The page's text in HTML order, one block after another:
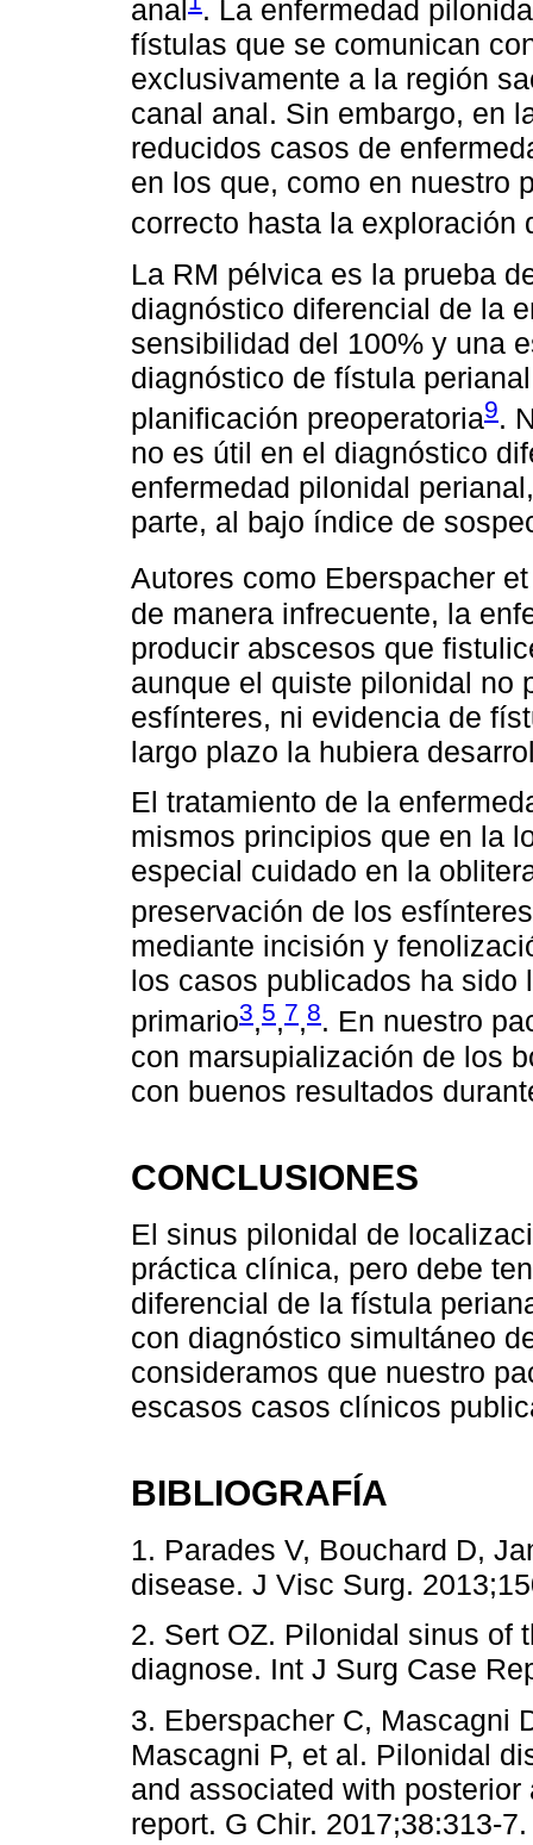
anal . La enfermedad
fístulas que se comunican
exclusivamente a la región
canal anal. Sin embargo, en
reducidos casos de
en los que, como en nuestro
correcto hasta la exploración
La RM pélvica es la prueba
diagnóstico diferencial de la
sensibilidad del 100% y una
diagnóstico de fístula
planificación preoperatoria9.
no es útil en el diagnóstico
enfermedad pilonidal
parte, al bajo índice de
Autores como Eberspacher
de manera infrecuente, la
producir abscesos que
aunque el quiste pilonidal no
esfínteres, ni evidencia de
largo plazo la hubiera
El tratamiento de la
mismos principios que en la
especial cuidado en la
preservación de los
mediante incisión y
los casos publicados ha sido
primario3,5,7,8. En nuestro
con marsupialización de los
con buenos resultados
CONCLUSIONES
El sinus pilonidal de
práctica clínica, pero debe
diferencial de la fístula
con diagnóstico simultáneo
consideramos que nuestro
escasos casos clínicos
BIBLIOGRAFÍA
1. Parades V, Bouchard D,
disease. J Visc Surg.
2. Sert OZ. Pilonidal sinus of
diagnose. Int J Surg Case
3. Eberspacher C, Mascagni
Mascagni P, et al. Pilonidal
and associated with
report. G Chir. 2017;38:313-